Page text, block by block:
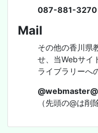
087-881-3270
Mail
その他の香川県
せ、当Webサイ
ライブラリーへ
（先頭の@は削